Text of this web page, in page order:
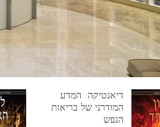
דיאנטיקה: המדע
המודרני של בריאות
הנפש